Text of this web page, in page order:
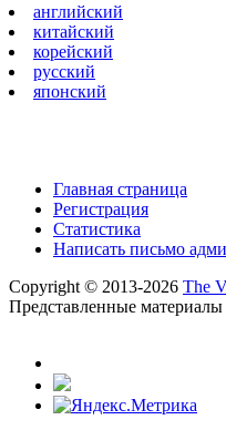
английский
китайский
корейский
русский
японский
Главная страница
Регистрация
Статистика
Написать письмо
Copyright © 2013-2026 The
Представленные материалы